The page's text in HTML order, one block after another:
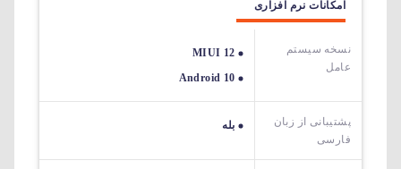
امکانات نرم افزاری
نسخه سیستم
عامل
MIUI 12
Android 10
پشتیبانی از زبان
فارسی
بله